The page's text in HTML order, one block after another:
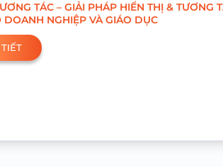
TÁC – GIẢI PHÁP HIỂN THỊ & TƯƠNG
DOANH NGHIỆP VÀ GIÁO DỤC